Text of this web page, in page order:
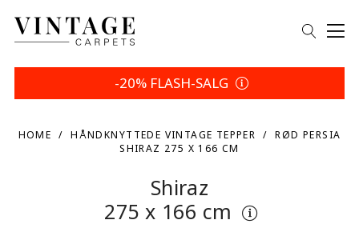
-20% FLASH-SALG
HOME HÅNDKNYTTEDE VINTAGE TEPPER
RØD PERSIA
SHIRAZ 275 X 166 CM
Shiraz
275 x 166 cm